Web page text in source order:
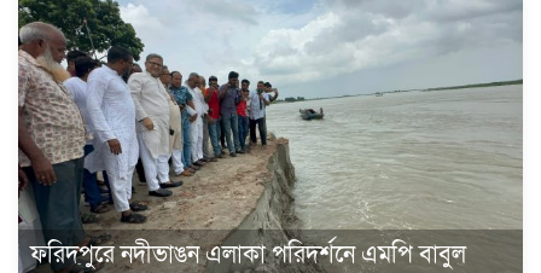
ফরিদপুরে নদীভাঙন এলাকা পরিদর্শনে এমপি বাবুল